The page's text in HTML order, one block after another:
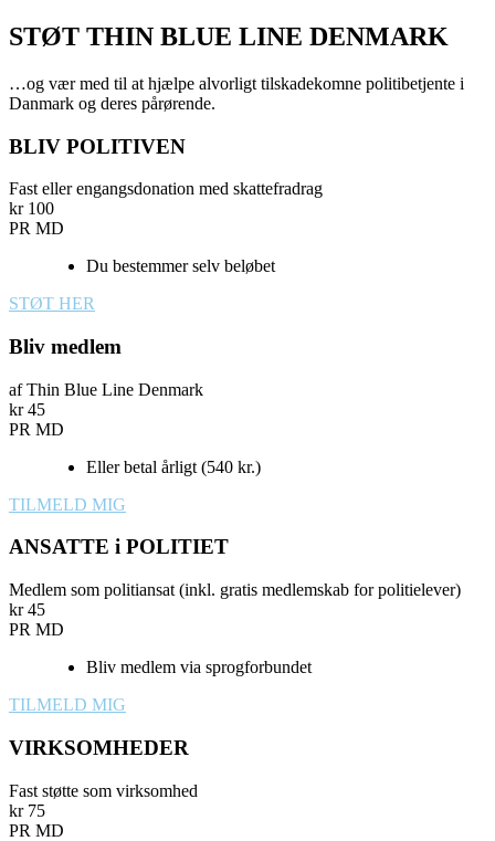
STØT THIN BLUE LINE DENMARK
…og vær med til at hjælpe alvorligt tilskadekomne politibetjente i
Danmark og deres pårørende.
BLIV POLITIVEN
Fast eller engangsdonation med skattefradrag
kr 100
PR MD
Du bestemmer selv beløbet
STØT HER
Bliv medlem
af Thin Blue Line Denmark
kr 45
PR MD
Eller betal årligt (540 kr.)
TILMELD MIG
ANSATTE i POLITIET
Medlem som politiansat (inkl. gratis medlemskab for politielever)
kr 45
PR MD
Bliv medlem via sprogforbundet
TILMELD MIG
VIRKSOMHEDER
Fast støtte som virksomhed
kr 75
PR MD